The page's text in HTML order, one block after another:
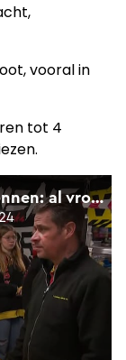
vooral in
tot 4